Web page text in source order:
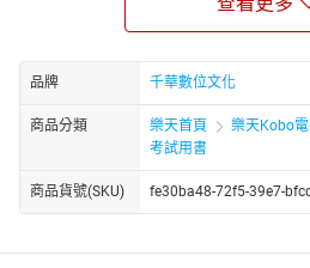
且加上筆者多年來輔導考生應試之心得
讀者研習各章常考主要題型且列舉各種
按部就班研習後，肯定對應考試題型
分上榜可期。本書的特色在於：1.將
造，盡可能地利用圖示來搭配說明。2.
理，以表格分項敘述，將觀念組織系統
因果關係，擺脫無章法的解題方式。4.
品牌 千華數位文化
商品分類 樂天首頁 樂天Kobo
考試用書
商品貨號(SKU) fe30ba48-72f5-39e7-